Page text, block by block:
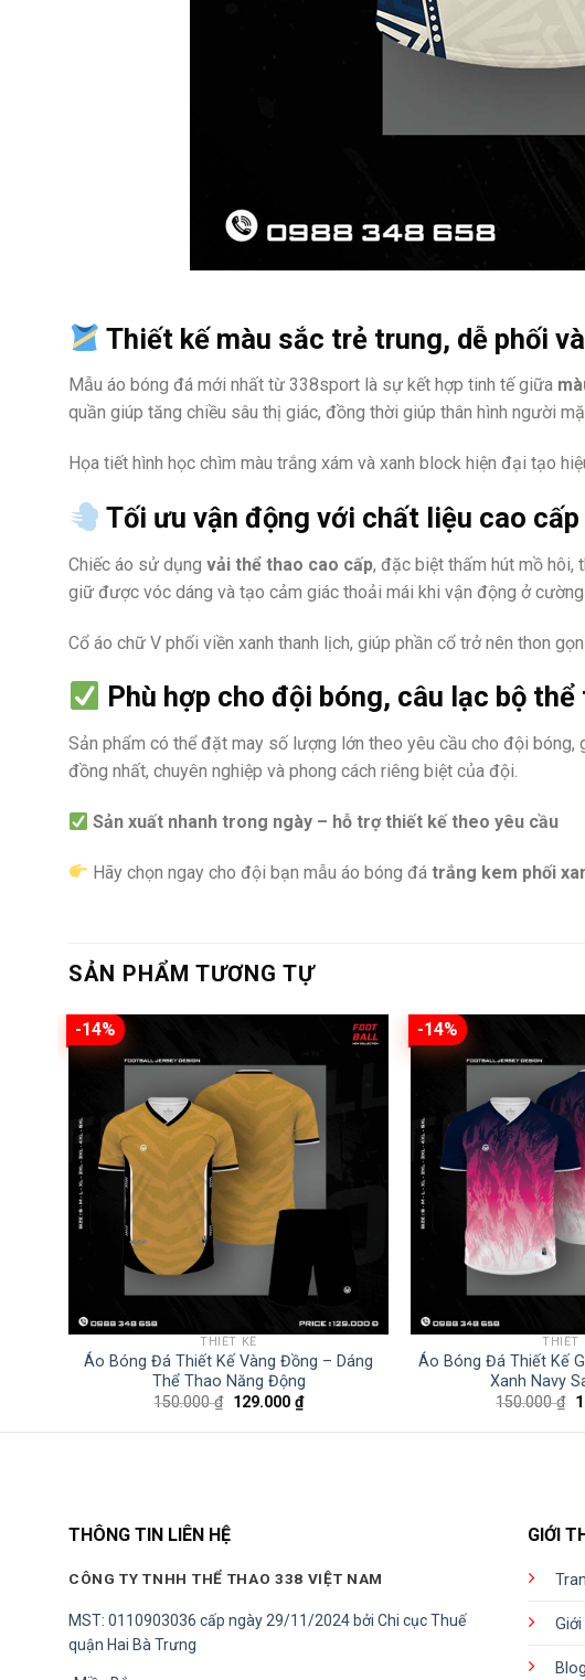
Thiết kế màu sắc trẻ trung, dễ phối
Mẫu áo bóng đá mới nhất từ 338sport là sự kết hợp tinh tế giữa
quần giúp tăng chiều sâu thị giác, đồng thời giúp thân hình người
Họa tiết hình học chìm màu trắng xám và xanh block hiện đại tạo
Tối ưu vận động với chất liệu cao cấp
Chiếc áo sử dụng vải thể thao cao cấp, đặc biệt thấm hút mồ hôi,
giữ được vóc dáng và tạo cảm giác thoải mái khi vận động ở cường
Cổ áo chữ V phối viền xanh thanh lịch, giúp phần cổ trở nên thon
Phù hợp cho đội bóng, câu lạc bộ
Sản phẩm có thể đặt may số lượng lớn theo yêu cầu cho đội bóng,
đồng nhất, chuyên nghiệp và phong cách riêng biệt của đội.
Sản xuất nhanh trong ngày – hỗ trợ thiết kế theo yêu cầu
Hãy chọn ngay cho đội bạn mẫu áo bóng đátrắng kem phối
SẢN PHẨM TƯƠNG TỰ
-14%
THIẾT KẾ
Áo Bóng Đá Thiết Kế Vàng Đồng – Dáng
Thể Thao Năng Động
150.000₫ Giá
là:
129.000 ₫Giá
hiện
tại
-14%
THIẾT
Áo Bóng Đá Thiết Kế
Xanh Navy
150.000₫
THÔNG TIN LIÊN HỆ
CÔNG TY TNHH THỂ THAO 338 VIỆT NAM
MST: 0110903036 cấp ngày 29/11/2024 bởi Chi cục Thuế
quận Hai Bà Trưng
GIỚI
Blog